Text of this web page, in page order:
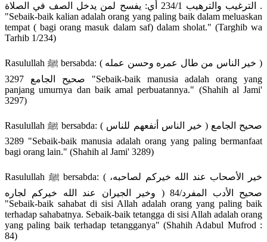
الترغيب والترهيب 234/1 أي: يفسح لمن يدخل الصف في الصلاة .
"Sebaik-baik kalian adalah orang yang paling baik dalam meluaskan
tempat ( bagi orang masuk dalam saf) dalam sholat." (Targhib wa
Tarhib 1/234)
Rasulullah ﷺ bersabda: ( خير الناس من طال عمره وحسن عمله )
صحيح الجامع 3297 "Sebaik-baik manusia adalah orang yang
panjang umurnya dan baik amal perbuatannya." (Shahih al Jami'
3297)
Rasulullah ﷺ bersabda: ( خير الناس أنفعهم للناس ) صحيح الجامع
3289 "Sebaik-baik manusia adalah orang yang paling bermanfaat
bagi orang lain." (Shahih al Jami' 3289)
Rasulullah ﷺ bersabda: ( خير الأصحاب عند الله خيركم لصاحبه،
وخير الجيران عند الله خيركم لجاره ) صحيح الأدب المفرد/84
"Sebaik-baik sahabat di sisi Allah adalah orang yang paling baik
terhadap sahabatnya. Sebaik-baik tetangga di sisi Allah adalah orang
yang paling baik terhadap tetangganya" (Shahih Adabul Mufrod :
84)